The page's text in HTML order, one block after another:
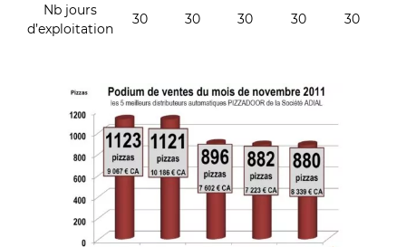
Nb jours
d’exploitation
30 30 30 30 30